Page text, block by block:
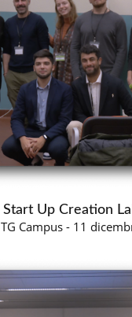
Start Up Creation
TG Campus - 11